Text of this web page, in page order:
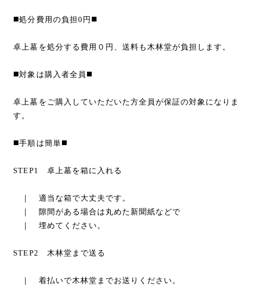
◼️処分費用の負担0円◼️
卓上墓を処分する費用０円、送料も木林堂が負担します。
◼️対象は購入者全員◼️
卓上墓をご購入していただいた方全員が保証の対象になりま
す。
◼️手順は簡単◼️
STEP1 卓上墓を箱に入れる
｜ 適当な箱で大丈夫です。
｜ 隙間がある場合は丸めた新聞紙などで
｜ 埋めてください。
STEP2 木林堂まで送る
｜ 着払いで木林堂までお送りください。